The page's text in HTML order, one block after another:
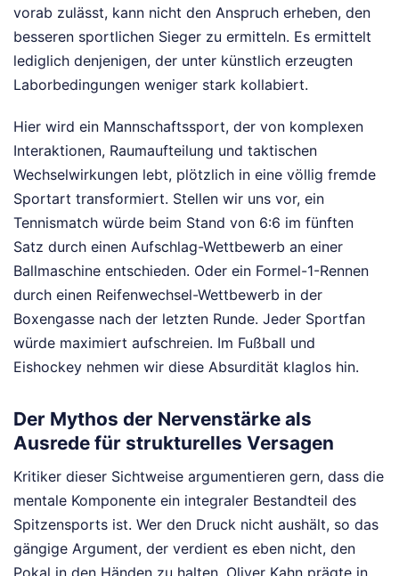
vorab zulässt, kann nicht den Anspruch erheben, den
besseren sportlichen Sieger zu ermitteln. Es ermittelt
lediglich denjenigen, der unter künstlich erzeugten
Laborbedingungen weniger stark kollabiert.
Hier wird ein Mannschaftssport, der von komplexen
Interaktionen, Raumaufteilung und taktischen
Wechselwirkungen lebt, plötzlich in eine völlig fremde
Sportart transformiert. Stellen wir uns vor, ein
Tennismatch würde beim Stand von 6:6 im fünften
Satz durch einen Aufschlag-Wettbewerb an einer
Ballmaschine entschieden. Oder ein Formel-1-Rennen
durch einen Reifenwechsel-Wettbewerb in der
Boxengasse nach der letzten Runde. Jeder Sportfan
würde maximiert aufschreien. Im Fußball und
Eishockey nehmen wir diese Absurdität klaglos hin.
Der Mythos der Nervenstärke als
Ausrede für strukturelles Versagen
Kritiker dieser Sichtweise argumentieren gern, dass die
mentale Komponente ein integraler Bestandteil des
Spitzensports ist. Wer den Druck nicht aushält, so das
gängige Argument, der verdient es eben nicht, den
Pokal in den Händen zu halten. Oliver Kahn prägte in